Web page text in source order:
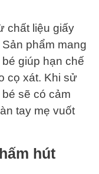
chất liệu giấy
phẩm mang
giúp hạn chế
cọ xát. Khi sử
sẽ có cảm
tay mẹ vuốt
hút